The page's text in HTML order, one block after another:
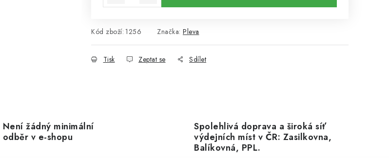
Kód zboží: 1256 Značka: Pleva
Tisk Zeptat se Sdílet
Není žádný minimální
odběr v e-shopu
Spolehlivá doprava a široká síť
výdejních míst v ČR: Zasilkovna,
Balíkovná, PPL.